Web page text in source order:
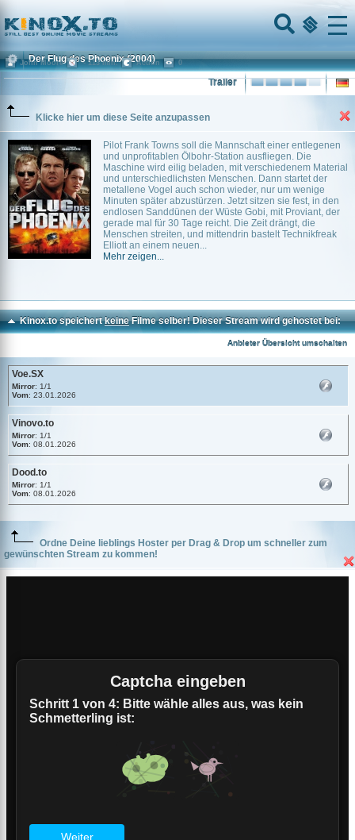
Home
Menu
Der Flug des Phoenix (2004)
Trailer
Klicke hier um diese Seite anzupassen
Pilot Frank Towns soll die Mannschaft einer entlegenen
und unprofitablen Ölbohr-Station ausfliegen. Die
Maschine wird eilig beladen, mit verschiedenem Material
und unterschiedlichsten Menschen. Dann startet der
metallene Vogel auch schon wieder, nur um wenige
Minuten später abzustürzen. Jetzt sitzen sie fest, in den
endlosen Sanddünen der Wüste Gobi, mit Proviant, der
gerade mal für 30 Tage reicht. Die Zeit drängt, die
Menschen streiten, und mittendrin bastelt Technikfreak
Elliott an einem neuen...
Mehr zeigen...
John Moore ~ 113 min. Action 0
Kinox.to speichertkeineFilme selber! Dieser Stream wird gehostet bei:
Anbieter Übersicht umschalten
Voe.SX
Mirror: 1/1
Vom: 23.01.2026
Vinovo.to
Mirror: 1/1
Vom: 08.01.2026
Dood.to
Mirror: 1/1
Vom: 08.01.2026
Ordne Deine lieblings Hoster per Drag & Drop um schneller zum
gewünschten Stream zu kommen!